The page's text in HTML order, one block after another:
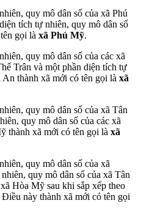
quy mô dân số của xã Phú
tích tự nhiên, quy mô dân số
gọi là xã Phú Mỹ.
quy mô dân số của các xã
Trân và một phần diện tích tự
thành xã mới có tên gọi là xã
quy mô dân số của xã Tân
quy mô dân số của các xã
xã mới có tên gọi là xã
quy mô dân số của xã
quy mô dân số của xã Tân
Hòa Mỹ sau khi sắp xếp theo
này thành xã mới có tên gọi